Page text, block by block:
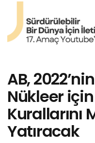
AB,
Nükleer için
Kurallarını
Yatıracak